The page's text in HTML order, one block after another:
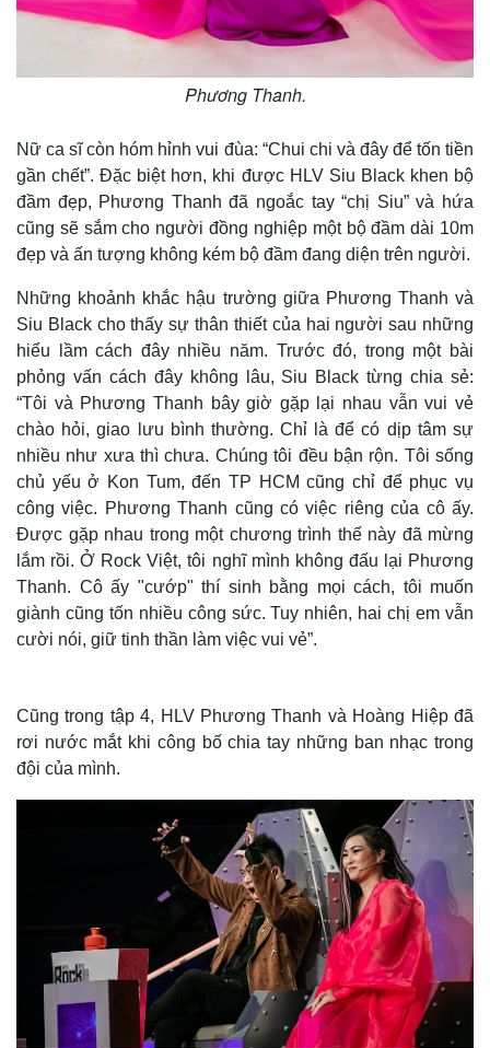
Thế giới
Quan sát
Cuộc sống đó đây
Hồ sơ
Multimedia
Video
E-Magazine
Infographic
Phương Thanh.
Nữ ca sĩ còn hóm hỉnh vui đùa: “Chui chi và đây để tốn tiền
gần chết”. Đặc biệt hơn, khi được HLV Siu Black khen bộ
đầm đẹp, Phương Thanh đã ngoắc tay “chị Siu” và hứa
cũng sẽ sắm cho người đồng nghiệp một bộ đầm dài 10m
đẹp và ấn tượng không kém bộ đầm đang diện trên người.
Những khoảnh khắc hậu trường giữa Phương Thanh và
Siu Black cho thấy sự thân thiết của hai người sau những
hiểu lầm cách đây nhiều năm. Trước đó, trong một bài
phỏng vấn cách đây không lâu, Siu Black từng chia sẻ:
“Tôi và Phương Thanh bây giờ gặp lại nhau vẫn vui vẻ
chào hỏi, giao lưu bình thường. Chỉ là để có dịp tâm sự
nhiều như xưa thì chưa. Chúng tôi đều bận rộn. Tôi sống
chủ yếu ở Kon Tum, đến TP HCM cũng chỉ để phục vụ
công việc. Phương Thanh cũng có việc riêng của cô ấy.
Được gặp nhau trong một chương trình thế này đã mừng
lắm rồi. Ở Rock Việt, tôi nghĩ mình không đấu lại Phương
Thanh. Cô ấy "cướp" thí sinh bằng mọi cách, tôi muốn
giành cũng tốn nhiều công sức. Tuy nhiên, hai chị em vẫn
cười nói, giữ tinh thần làm việc vui vẻ”.
Cũng trong tập 4, HLV Phương Thanh và Hoàng Hiệp đã
rơi nước mắt khi công bố chia tay những ban nhạc trong
đội của mình.